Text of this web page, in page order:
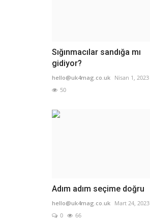
Sığınmacılar sandığa mı
gidiyor?
hello@uk4mag.co.uk Nisan 1, 2023
50
Adım adım seçime doğru
hello@uk4mag.co.uk Mart 24, 2023
0
66